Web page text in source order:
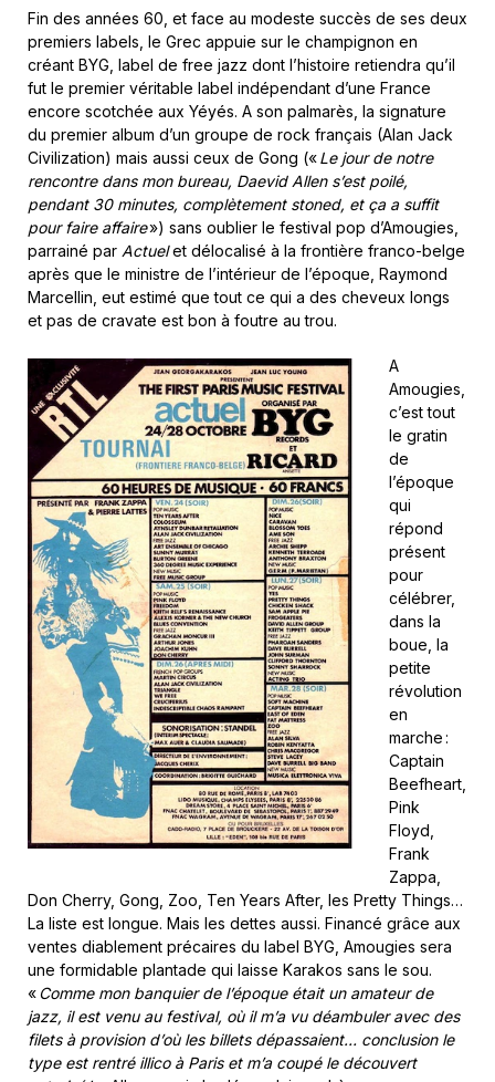
Fin des années 60, et face au modeste succès de ses deux
premiers labels, le Grec appuie sur le champignon en
créant BYG, label de free jazz dont l’histoire retiendra qu’il
fut le premier véritable label indépendant d’une France
encore scotchée aux Yéyés. A son palmarès, la signature
du premier album d’un groupe de rock français (Alan Jack
Civilization) mais aussi ceux de Gong («Le jour de notre
rencontre dans mon bureau, Daevid Allen s’est poilé,
pendant 30 minutes, complètement stoned, et ça a suffit
pour faire affaire») sans oublier le festival pop d’Amougies,
parrainé par Actuelet délocalisé à la frontière franco-belge
après que le ministre de l’intérieur de l’époque, Raymond
Marcellin, eut estimé que tout ce qui a des cheveux longs
et pas de cravate est bon à foutre au trou.
A
Amougies,
c’est tout
le gratin
de
l’époque
qui
répond
présent
pour
célébrer,
dans la
boue, la
petite
révolution
en
marche :
Captain
Beefheart,
Pink
Floyd,
Frank
Zappa,
Don Cherry, Gong, Zoo, Ten Years After, les Pretty Things…
La liste est longue. Mais les dettes aussi. Financé grâce aux
ventes diablement précaires du label BYG, Amougies sera
une formidable plantade qui laisse Karakos sans le sou.
«Comme mon banquier de l’époque était un amateur de
jazz, il est venu au festival, où il m’a vu déambuler avec des
filets à provision d’où les billets dépassaient… conclusion le
type est rentré illico à Paris et m’a coupé le découvert